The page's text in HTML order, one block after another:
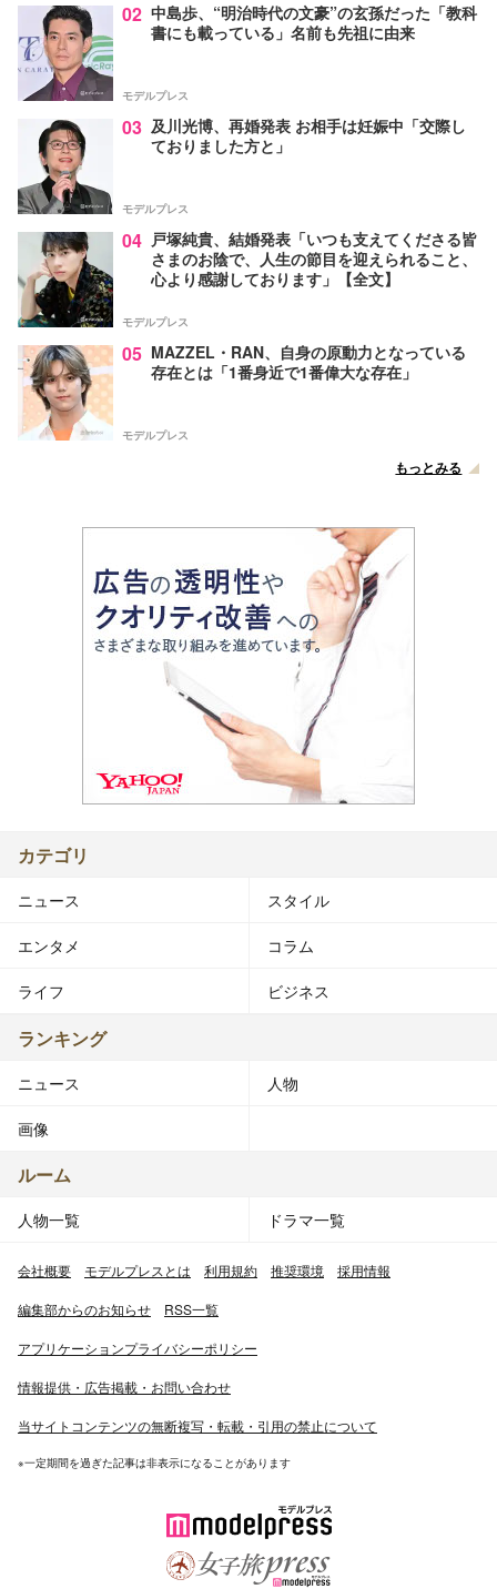
02 中島歩、“明治時代の文豪”の玄孫だった「教科
書にも載っている」名前も先祖に由来
モデルプレス
03 及川光博、再婚発表 お相手は妊娠中「交際し
ておりました方と」
モデルプレス
04 戸塚純貴、結婚発表「いつも支えてくださる皆
さまのお陰で、人生の節目を迎えられること、
心より感謝しております」【全文】
モデルプレス
05 MAZZEL・RAN、自身の原動力となっている
存在とは「1番身近で1番偉大な存在」
モデルプレス
もっとみる
カテゴリ
ニュース スタイル
エンタメ コラム
ライフ ビジネス
ランキング
ニュース 人物
画像
ルーム
人物一覧 ドラマ一覧
会社概要 モデルプレスとは 利用規約 推奨環境 採用情報
編集部からのお知らせ RSS一覧
アプリケーションプライバシーポリシー
情報提供・広告掲載・お問い合わせ
当サイトコンテンツの無断複写・転載・引用の禁止について
※一定期間を過ぎた記事は非表示になることがあります